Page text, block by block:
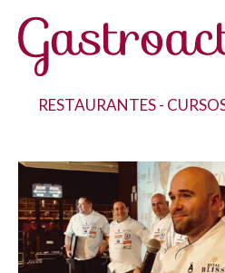
RESTAURANTES-